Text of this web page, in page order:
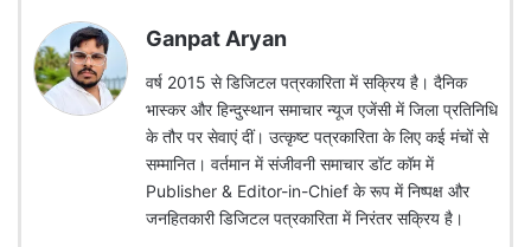
Ganpat Aryan
वर्ष 2015 से डिजिटल पत्रकारिता में सक्रिय है। दैनिक
भास्कर और हिन्दुस्थान समाचार न्यूज एजेंसी में जिला प्रतिनिधि
के तौर पर सेवाएं दीं। उत्कृष्ट पत्रकारिता के लिए कई मंचों से
सम्मानित। वर्तमान में संजीवनी समाचार डॉट कॉम में
Publisher & Editor-in-Chief के रूप में निष्पक्ष और
जनहितकारी डिजिटल पत्रकारिता में निरंतर सक्रिय है।